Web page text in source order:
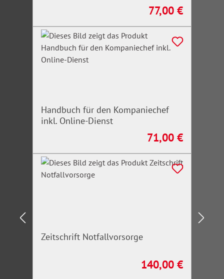
Regulärer Preis:
77,00 €
Handbuch für den Kompaniechef
inkl. Online-Dienst
Regulärer Preis:
71,00 €
Zeitschrift Notfallvorsorge
Regulärer Preis:
140,00 €